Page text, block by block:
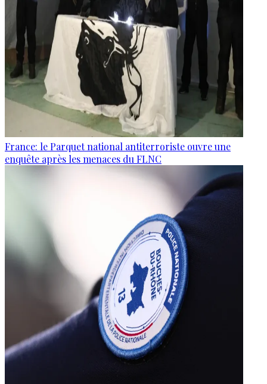
France: le Parquet national antiterroriste ouvre une
enquête après les menaces du FLNC